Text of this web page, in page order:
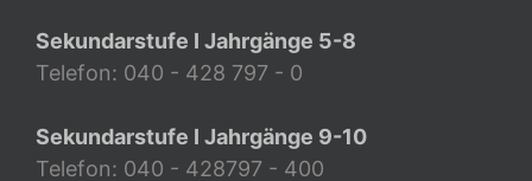
Sekundarstufe I Jahrgänge 5-8
Telefon: 040 - 428 797 - 0
Sekundarstufe I Jahrgänge 9-10
Telefon: 040 - 428797 - 400